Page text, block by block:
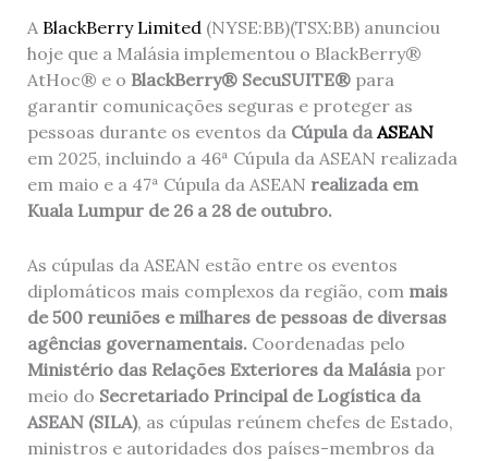
A BlackBerry Limited(NYSE:BB)(TSX:BB) anunciou
hoje que a Malásia implementou o BlackBerry®
AtHoc® e o BlackBerry® SecuSUITE®para
garantir comunicações seguras e proteger as
pessoas durante os eventos da Cúpula daASEAN
em 2025, incluindo a 46ª Cúpula da ASEAN realizada
em maio e a 47ª Cúpula da ASEAN realizada em
Kuala Lumpur de 26 a 28 de outubro.
As cúpulas da ASEAN estão entre os eventos
diplomáticos mais complexos da região, com mais
de 500 reuniões e milhares de pessoas de diversas
agências governamentais.Coordenadas pelo
Ministério das Relações Exteriores da Malásia por
meio do Secretariado Principal de Logística da
ASEAN (SILA), as cúpulas reúnem chefes de Estado,
ministros e autoridades dos países-membros da